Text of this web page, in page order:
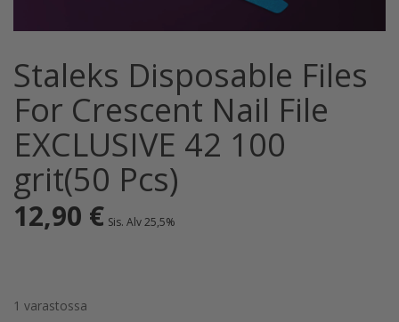
Staleks Disposable Files
For Crescent Nail File
EXCLUSIVE 42 100
grit(50 Pcs)
12,90 € Sis. Alv 25,5%
1 varastossa